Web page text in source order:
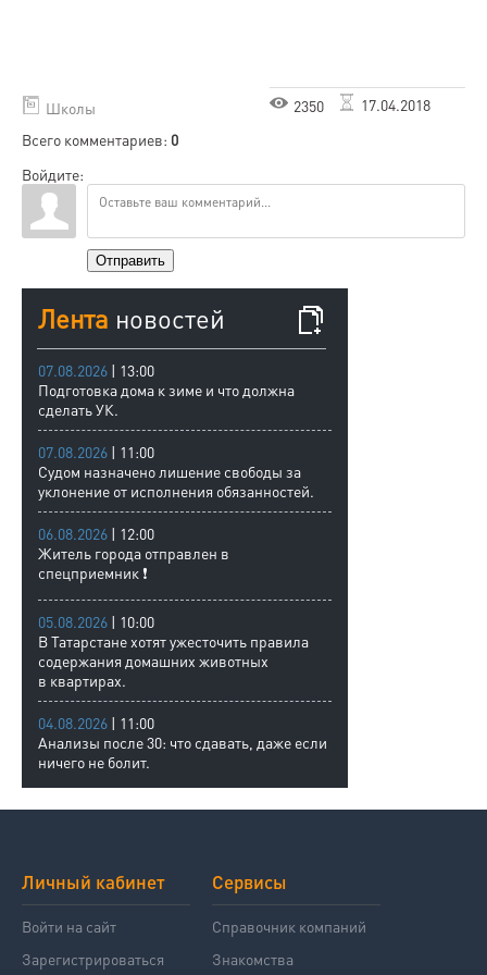
Школы 2350
17.04.2018
Всего комментариев: 0
Войдите:
Отправить
Лента новостей
07.08.2026 | 13:00
Подготовка дома к зиме и что должна
сделать УК.
07.08.2026 | 11:00
Судом назначено лишение свободы за
уклонение от исполнения обязанностей.
06.08.2026 | 12:00
Житель города отправлен в
спецприемник ❗
05.08.2026 | 10:00
В Татарстане хотят ужесточить правила
содержания домашних животных
в квартирах.
04.08.2026 | 11:00
Анализы после 30: что сдавать, даже если
ничего не болит.
Личный кабинет
Войти на сайт
Зарегистрироваться
Сервисы
Справочник компаний
Знакомства